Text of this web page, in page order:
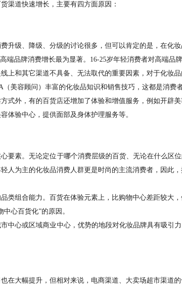
渠道快速增长，主要有四方面原因：
升级、降级、分级的讨论很多，但可以肯定的是，在化
端品牌消费增长最为显著。16-25岁年轻消费者对高端品
上和其它渠道不具备、无法取代的重要因素，对于化妆
美容顾问）丰富的化妆品知识和销售技巧，这都是消费
式外，有的百货店还增加了体验和增值服务，例如开辟
体验中心，提供面部及身体护理服务等。
要素。无论定位于哪个消费层级的百货、无论在什么区
人为主的化妆品消费人群更是时尚的主流消费者，因此
类组合能力。百货在体验元素上，比购物中心差距较大
心百货化”的原因。
中心或区域商业中心，优势的地段对化妆品牌具有吸引
在大幅提升，但相对来说，电商渠道、大卖场超市渠道